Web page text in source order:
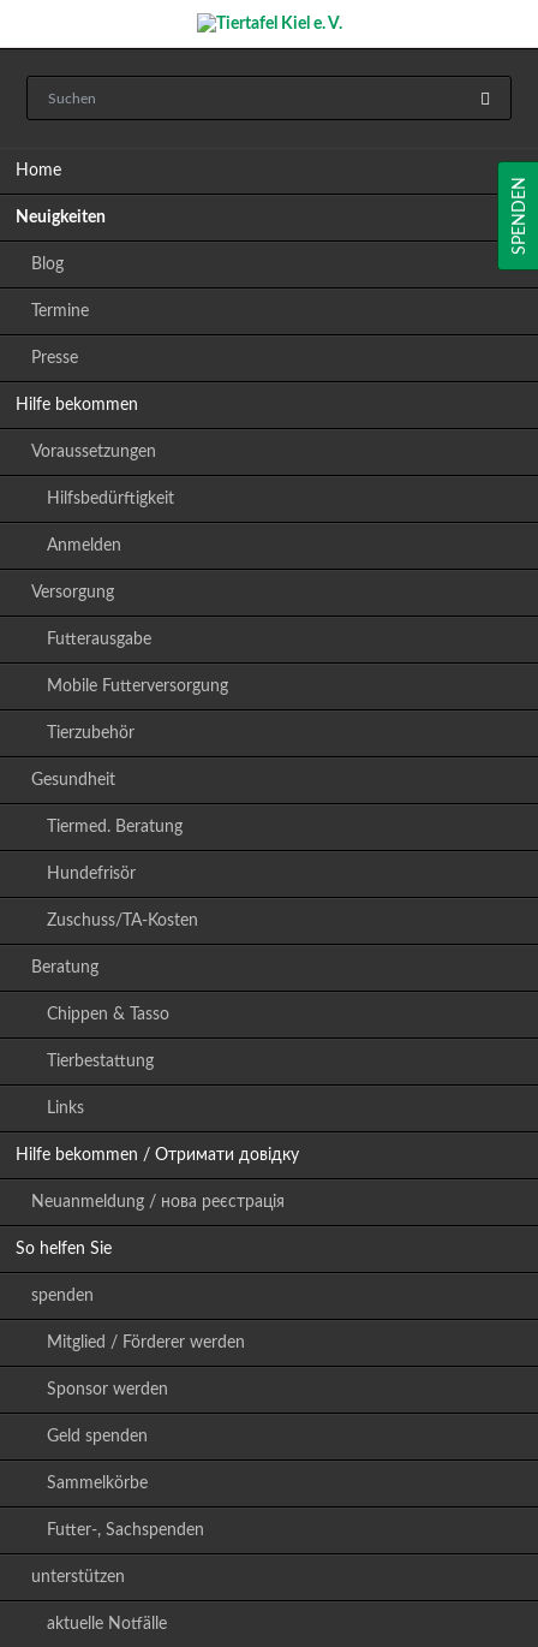
Home
Neuigkeiten
Blog
Termine
Presse
Hilfe bekommen
Voraussetzungen
Hilfsbedürftigkeit
Anmelden
Versorgung
Futterausgabe
Mobile Futterversorgung
Tierzubehör
Gesundheit
Tiermed. Beratung
Hundefrisör
Zuschuss/TA-Kosten
Beratung
Chippen & Tasso
Tierbestattung
Links
Hilfe bekommen / Отримати довідку
Neuanmeldung / нова реєстрація
So helfen Sie
spenden
Mitglied / Förderer werden
Sponsor werden
Geld spenden
Sammelkörbe
Futter-, Sachspenden
unterstützen
aktuelle Notfälle
SPENDEN